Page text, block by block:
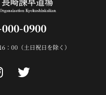
0900
：00（土日祝日を除く）